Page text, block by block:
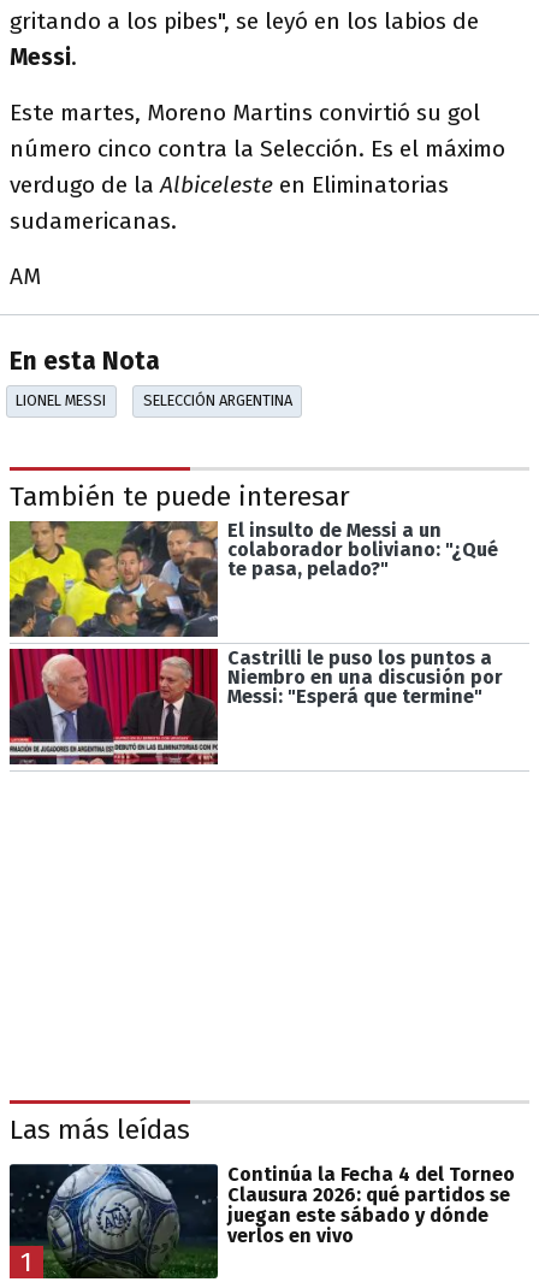
gritando a los pibes", se leyó en los labios de
Messi.
Este martes, Moreno Martins convirtió su gol
número cinco contra la Selección. Es el máximo
verdugo de laAlbiceleste en Eliminatorias
sudamericanas.
AM
En esta Nota
LIONEL MESSI SELECCIÓN ARGENTINA
También te puede interesar
El insulto de Messi a un
colaborador boliviano: "¿Qué
te pasa, pelado?"
Castrilli le puso los puntos a
Niembro en una discusión por
Messi: "Esperá que termine"
Las más leídas
1
Continúa la Fecha 4 del Torneo
Clausura 2026: qué partidos se
juegan este sábado y dónde
verlos en vivo